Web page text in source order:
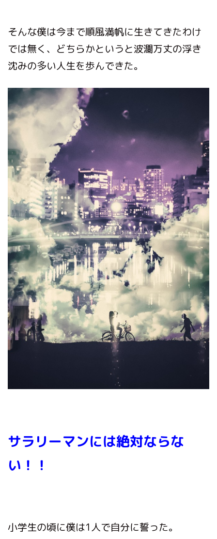
そんな僕は今まで順風満帆に生きてきたわけ
では無く、どちらかというと波瀾万丈の浮き
沈みの多い人生を歩んできた。
サラリーマンには絶対ならな
い！！
小学生の頃に僕は1人で自分に誓った。